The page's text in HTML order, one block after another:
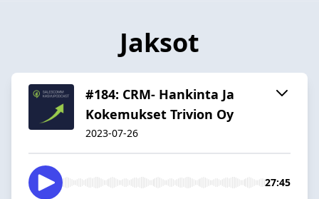
Jaksot
#184: CRM- Hankinta Ja
Kokemukset Trivion Oy
2023-07-26
27:45